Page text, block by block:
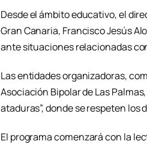
Desde el ámbito educativo, el
Gran Canaria, Francisco Jesús
ante situaciones relacionadas
Las entidades organizadoras,
Asociación Bipolar de Las
ataduras”, donde se respeten los
El programa comenzará con la